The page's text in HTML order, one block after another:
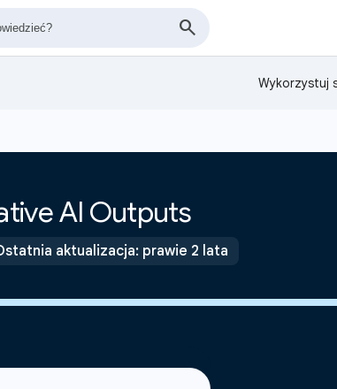
Wykorzystuj
AI Outputs
aktualizacja: prawie 2 lata